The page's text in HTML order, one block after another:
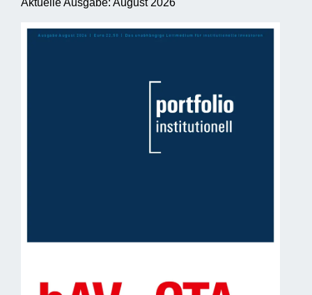
Aktuelle Ausgabe: August 2026